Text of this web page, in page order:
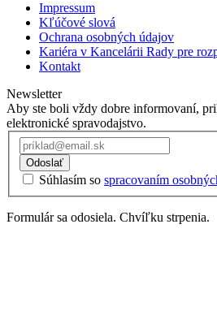
Impressum
Kľúčové slová
Ochrana osobných údajov
Kariéra v Kancelárii Rady pre
Kontakt
Newsletter
Aby ste boli vždy dobre informovaní,
elektronické spravodajstvo.
Odoslať
Súhlasím so spracovaním
Formulár sa odosiela. Chvíľku strpenia.